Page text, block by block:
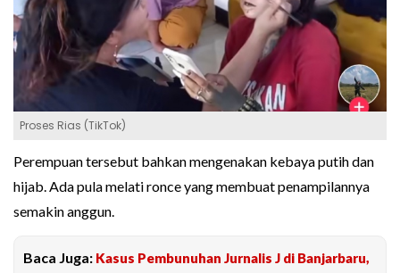
Proses Rias (TikTok)
Perempuan tersebut bahkan mengenakan kebaya putih dan
hijab. Ada pula melati ronce yang membuat penampilannya
semakin anggun.
Baca Juga: Kasus Pembunuhan Jurnalis J di Banjarbaru,